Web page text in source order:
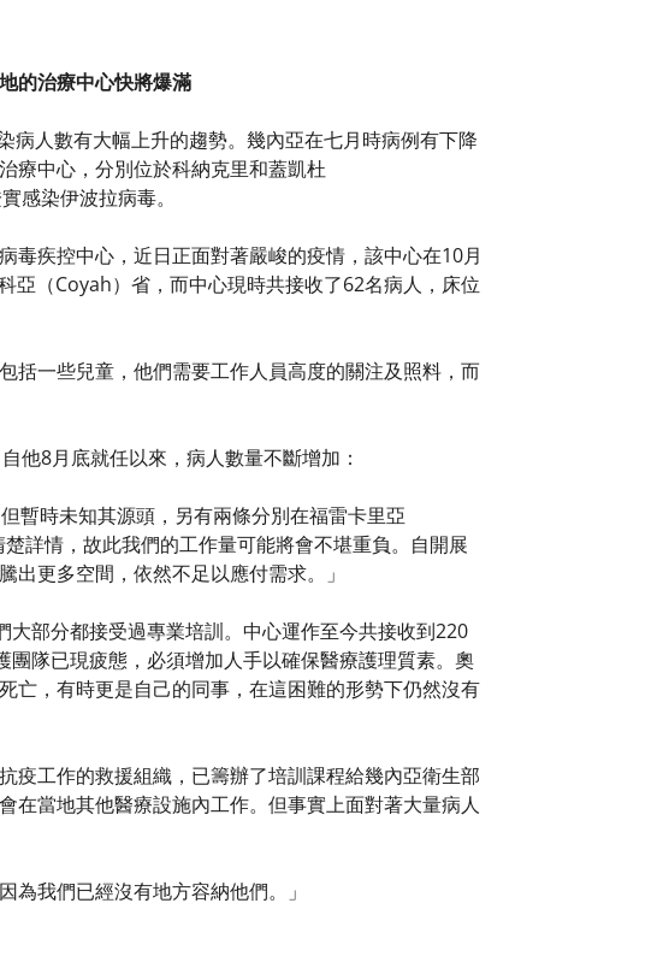
的治療中心快將爆滿
病人數有大幅上升的趨勢。幾內亞在七月時病例有下降
療中心，分別位於科納克里和蓋凱杜
感染伊波拉病毒。
毒疾控中心，近日正面對著嚴峻的疫情，該中心在10月
亞（Coyah）省，而中心現時共接收了62名病人，床位
括一些兒童，他們需要工作人員高度的關注及照料，而
他8月底就任以來，病人數量不斷增加：
暫時未知其源頭，另有兩條分別在福雷卡里亞
詳情，故此我們的工作量可能將會不堪重負。自開展
更多空間，依然不足以應付需求。」
部分都接受過專業培訓。中心運作至今共接收到220
隊已現疲態，必須增加人手以確保醫療護理質素。奧
亡，有時更是自己的同事，在這困難的形勢下仍然沒有
疫工作的救援組織，已籌辦了培訓課程給幾內亞衛生部
在當地其他醫療設施內工作。但事實上面對著大量病人
我們已經沒有地方容納他們。」